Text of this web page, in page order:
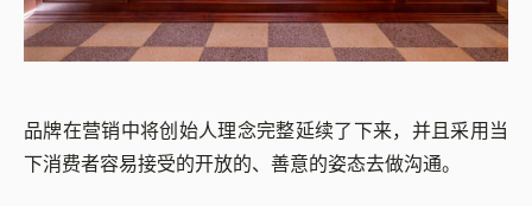
品牌在营销中将创始人理念完整延续了下来，并且采用当
下消费者容易接受的开放的、善意的姿态去做沟通。